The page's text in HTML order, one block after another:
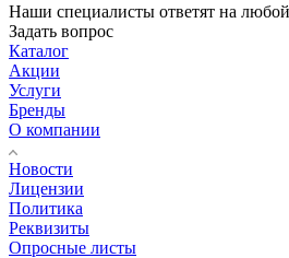
Наши специалисты ответят на
Задать вопрос
Каталог
Акции
Услуги
Бренды
О компании
Новости
Лицензии
Политика
Реквизиты
Опросные листы